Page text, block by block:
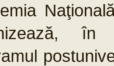
în